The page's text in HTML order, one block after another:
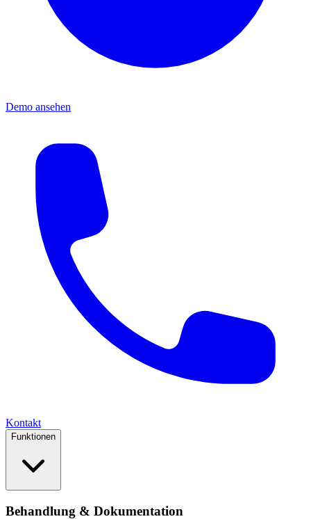
Demo ansehen
Kontakt
Funktionen
Behandlung & Dokumentation